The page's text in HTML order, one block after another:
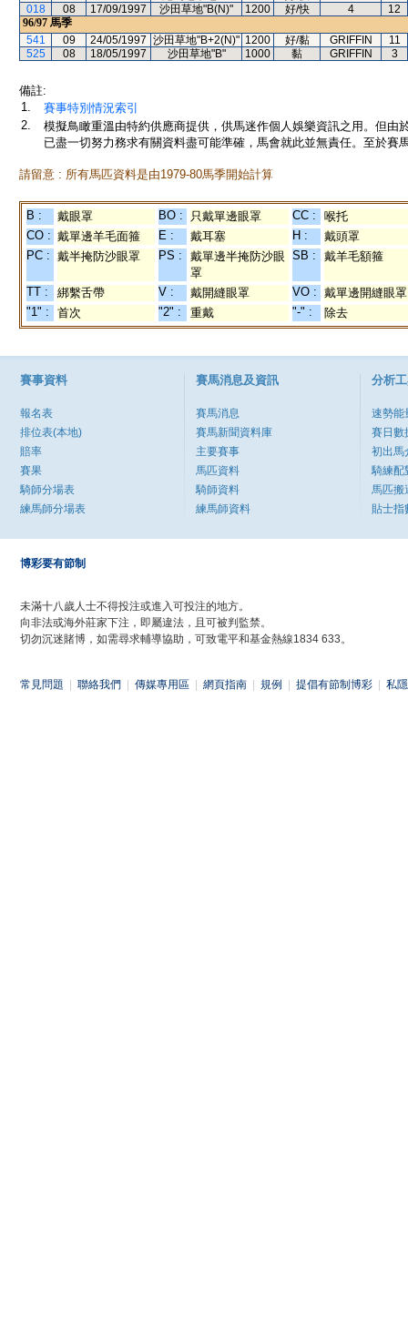
018
08 17/09/1997 沙田草地"B(N)" 1200 好/快 4
12
96/97 馬季
541
09 24/05/1997 沙田草地"B+2(N)" 1200 好/黏 GRIFFIN
11
525
08 18/05/1997 沙田草地"B" 1000 黏 GRIFFIN 3
備註:
1.
賽事特別情況索引
2.
模擬鳥瞰重溫由特約供應商提供，供馬迷作個人娛樂資訊之用。但
已盡一切努力務求有關資料盡可能準確，馬會就此並無責任。至於賽
請留意 : 所有馬匹資料是由1979-80馬季開始計算
B : 戴眼罩 BO : 只戴單邊眼罩 CC :
喉托
CO : 戴單邊羊毛面箍 E : 戴耳塞 H :
戴頭罩
PC : 戴半掩防沙眼罩 PS :
戴單邊半掩防沙眼
罩
SB : 戴羊毛額箍
TT : 綁繫舌帶 V : 戴開縫眼罩 VO : 戴單邊開縫眼罩
"1" :
首次 "2" : 重戴 "-" : 除去
賽事資料
報名表
排位表(本地)
賠率
賽果
騎師分場表
練馬師分場表
賽馬消息及資訊
賽馬消息
賽馬新聞資料庫
主要賽事
馬匹資料
騎師資料
練馬師資料
分析
速勢能
賽日數
初出馬
騎練配
馬匹搬
貼士指
博彩要有節制
未滿十八歲人士不得投注或進入可投注的地方。
向非法或海外莊家下注，即屬違法，且可被判監禁。
切勿沉迷賭博，如需尋求輔導協助，可致電平和基金熱線1834 633。
常見問題 聯絡我們 傳媒專用區 網頁指南 規例 提倡有節制博彩 私